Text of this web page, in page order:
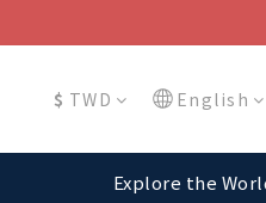
$ TWD English
Explore the